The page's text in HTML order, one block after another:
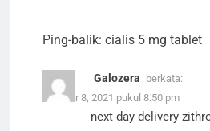
Ping-balik: cialis 5 mg tablet
Galozera
berkata:
Oktober 8, 2021 pukul 8:50 pm
next day delivery